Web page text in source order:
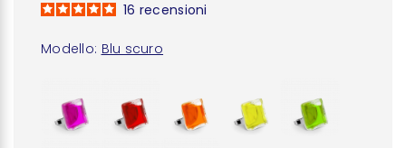
Modello: Blu scuro
16 recensioni